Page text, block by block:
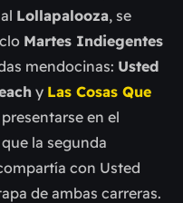
Lollapalooza, se
Martes Indiegentes
mendocinas: Usted
y Las Cosas Que
en el
la segunda
con Usted
de ambas carreras.